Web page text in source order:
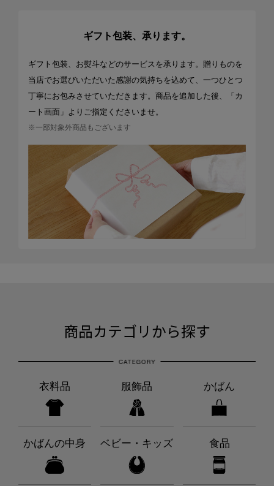
ギフト包装、承ります。
ギフト包装、お熨斗などのサービスを承ります。贈りものを
当店でお選びいただいた感謝の気持ちを込めて、一つひとつ
丁寧にお包みさせていただきます。商品を追加した後、「カ
ート画面」よりご指定くださいませ。
※一部対象外商品もございます
商品カテゴリから探す
衣料品 服飾品 かばん
かばんの中身 ベビー・キッズ 食品